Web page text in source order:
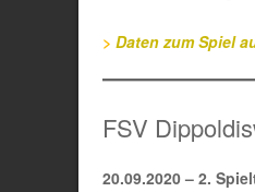
> Daten zumSpiel
FSV
20.09.2020 – 2.